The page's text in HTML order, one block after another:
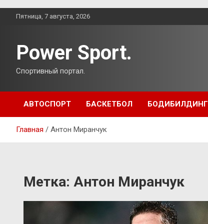
ПерейтиПятница, 7 августа, 2026
Power Sport.
Спортивный портал.
АВТОСПОРТ БАСКЕТБОЛ БОДИБИЛДИНГ
Главная Антон Миранчук
Метка: Антон Миранчук